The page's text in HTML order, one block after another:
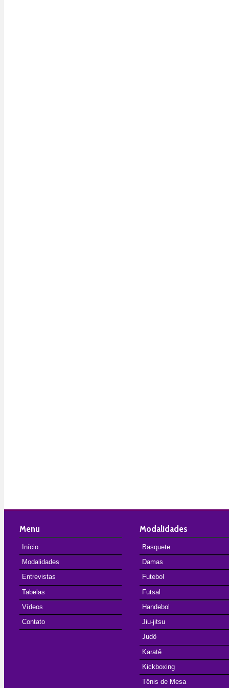
Menu
Início
Modalidades
Entrevistas
Tabelas
Vídeos
Contato
Modalidades
Basquete
Damas
Futebol
Futsal
Handebol
Jiu-jitsu
Judô
Karatê
Kickboxing
Tênis de Mesa